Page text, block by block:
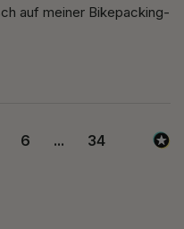
auf meiner Bikepacking-
6 ... 34